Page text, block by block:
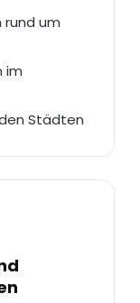
um
im
Städten